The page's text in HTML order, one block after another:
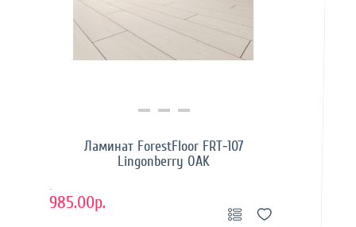
Купить в 1 клик
Ламинат ForestFloor FRT-107
Lingonberry OAK
..
985.00р.